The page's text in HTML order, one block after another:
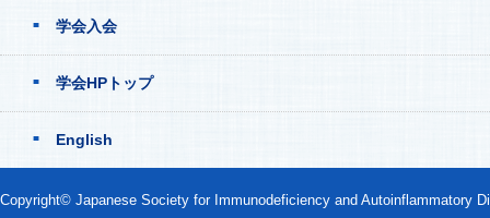
学会入会
学会HPトップ
English
Copyright© Japanese Society for Immunodeficiency and Autoinflammatory Di